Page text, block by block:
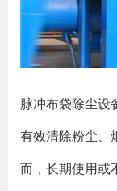
脉冲布袋除尘设
有效清除粉尘、
而，长期使用或